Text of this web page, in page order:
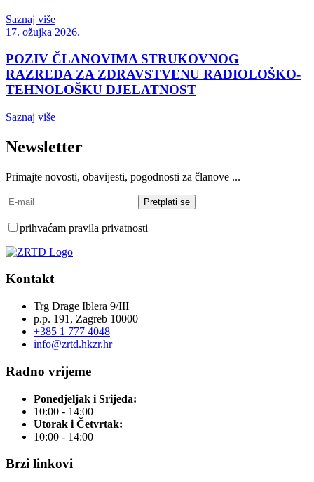
Saznaj više
17. ožujka 2026.
POZIV ČLANOVIMA STRUKOVNOG
RAZREDA ZA ZDRAVSTVENU RADIOLOŠKO-
TEHNOLOŠKU DJELATNOST
Saznaj više
Newsletter
Primajte novosti, obavijesti, pogodnosti za članove ...
prihvaćam pravila privatnosti
Kontakt
Trg Drage Iblera 9/III
p.p. 191, Zagreb 10000
+385 1 777 4048
info@zrtd.hkzr.hr
Radno vrijeme
Ponedjeljak i Srijeda:
10:00 - 14:00
Utorak i Četvrtak:
10:00 - 14:00
Brzi linkovi